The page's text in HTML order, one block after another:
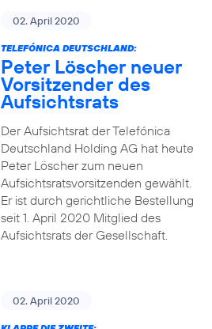
02. April 2020
TELEFÓNICA DEUTSCHLAND:
Peter Löscher neuer
Vorsitzender des
Aufsichtsrats
Der Aufsichtsrat der Telefónica
Deutschland Holding AG hat heute
Peter Löscher zum neuen
Aufsichtsratsvorsitzenden gewählt.
Er ist durch gerichtliche Bestellung
seit 1. April 2020 Mitglied des
Aufsichtsrats der Gesellschaft.
02. April 2020